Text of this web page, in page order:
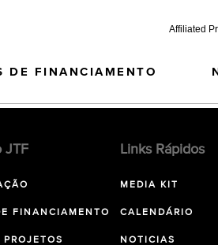
Affiliated
DE FINANCIAMENTO
JTF
FINANCIAMENTO
PROJETOS
Links Rápidos
MEDIA KIT
CALENDÁRIO
NOTICIAS